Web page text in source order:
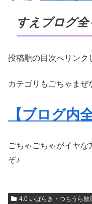
すえブログ
投稿順の目次へリンク
カテゴリもごちゃまぜ
【ブログ内
ごちゃごちゃがイヤな
ぞ♪
4.0 いばらき・つちうら散